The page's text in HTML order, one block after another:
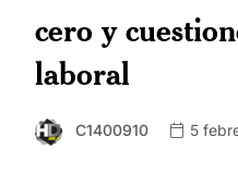
cero y
laboral
C1400910 5